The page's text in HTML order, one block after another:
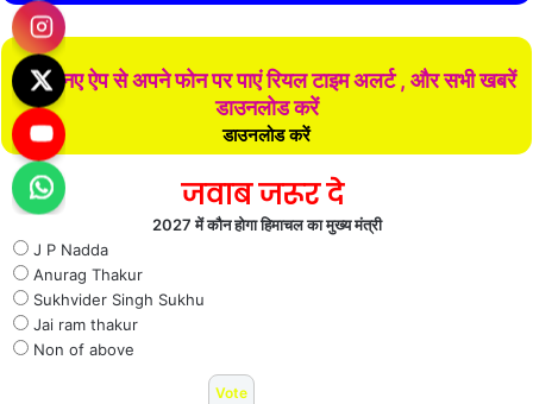
हमारे नए ऐप से अपने फोन पर पाएं रियल टाइम अलर्ट , और सभी खबरें
डाउनलोड करें
डाउनलोड करें
जवाब जरूर दे
2027 में कौन होगा हिमाचल का मुख्य मंत्री
J P Nadda
Anurag Thakur
Sukhvider Singh Sukhu
Jai ram thakur
Non of above